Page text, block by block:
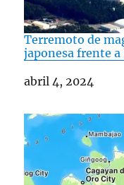
Terremoto de
japonesa frente
Fecha
abril 4, 2024